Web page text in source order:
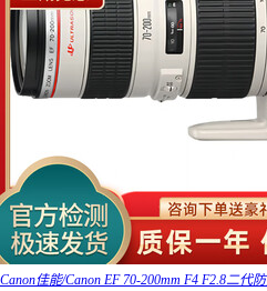
Canon佳能/Canon EF 70-200mm F4 F2.8二